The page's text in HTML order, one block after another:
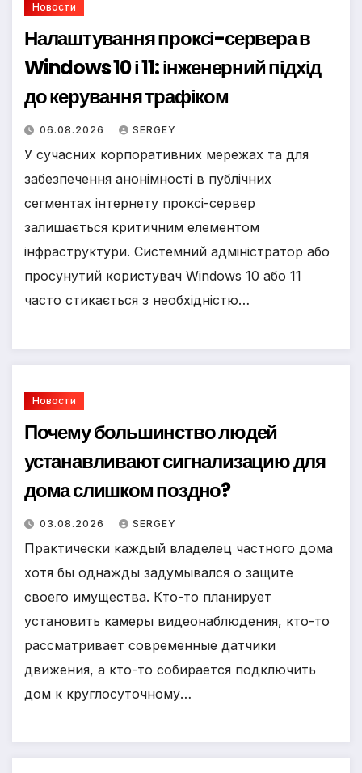
Новости
Налаштування проксі-сервера в
Windows 10 і 11: інженерний підхід
до керування трафіком
06.08.2026 SERGEY
У сучасних корпоративних мережах та для
забезпечення анонімності в публічних
сегментах інтернету проксі-сервер
залишається критичним елементом
інфраструктури. Системний адміністратор або
просунутий користувач Windows 10 або 11
часто стикається з необхідністю…
Новости
Почему большинство людей
устанавливают сигнализацию для
дома слишком поздно?
03.08.2026 SERGEY
Практически каждый владелец частного дома
хотя бы однажды задумывался о защите
своего имущества. Кто-то планирует
установить камеры видеонаблюдения, кто-то
рассматривает современные датчики
движения, а кто-то собирается подключить
дом к круглосуточному…